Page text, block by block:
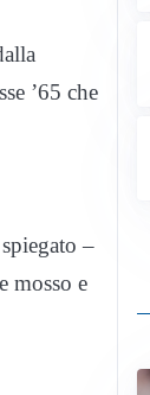
’65 che
–
mosso e